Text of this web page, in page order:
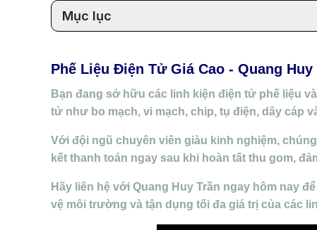
Mục lục
Phế Liệu Điện Tử Giá Cao - Quang Huy
Bạn đang sở hữu các linh kiện điện tử phế liệu
tử như bo mạch, vi mạch, chip, tụ điện, dây cáp
Với đội ngũ chuyên viên giàu kinh nghiệm,
kết thanh toán ngay sau khi hoàn tất thu gom,
Hãy liên hệ với Quang Huy Trần ngay hôm nay
vệ môi trường và tận dụng tối đa giá trị của các